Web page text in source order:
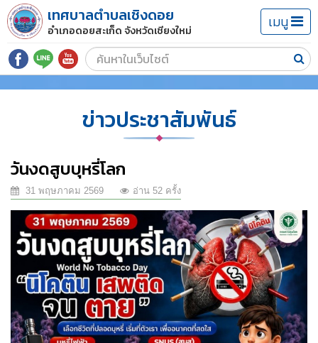
เทศบาลตำบลเชิงดอย
อำเภอดอยสะเก็ด จังหวัดเชียงใหม่ เมนู
ข่าวประชาสัมพันธ์
วันงดสูบบุหรี่โลก
31 พฤษภาคม 2569 อ่าน 52 ครั้ง